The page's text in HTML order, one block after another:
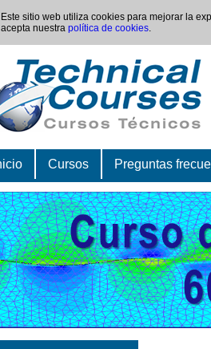
Este sitio web utiliza cookies para mejorar la
acepta nuestra política de cookies.
Cursos Preguntas